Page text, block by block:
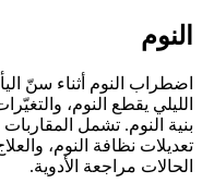
النوم
اضطراب النوم أثناء سنّ
الليلي يقطع النوم،
بنية النوم. تشمل
تعديلات نظافة النوم،
الحالات مراجعة الأدوية.